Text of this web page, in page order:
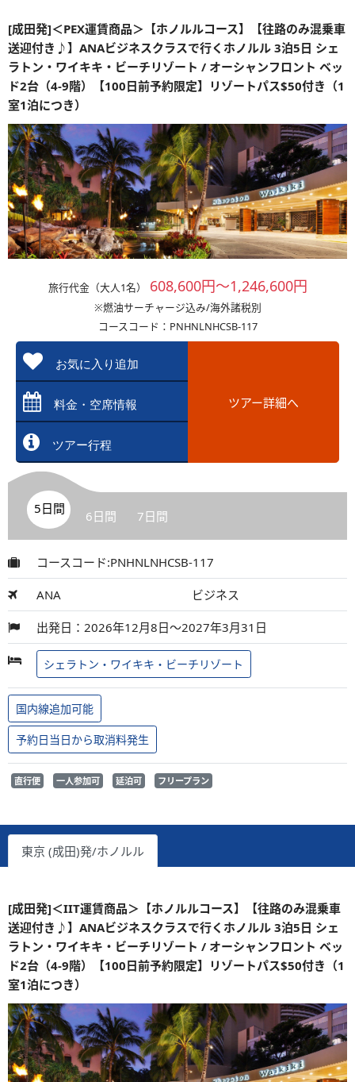
[成田発]＜PEX運賃商品＞【ホノルルコース】【往路のみ混乗車
送迎付き♪】ANAビジネスクラスで行くホノルル 3泊5日 シェ
ラトン・ワイキキ・ビーチリゾート / オーシャンフロント ベッ
ド2台（4-9階）【100日前予約限定】リゾートパス$50付き（1
室1泊につき）
旅行代金（大人1名） 608,600円～1,246,600円
※燃油サーチャージ込み/海外諸税別
コースコード：PNHNLNHCSB-117
お気に入り追加
料金・空席情報
ツアー行程
ツアー詳細へ
5日間 6日間 7日間
コースコード:PNHNLNHCSB-117
ANA ビジネス
出発日：2026年12月8日～2027年3月31日
シェラトン・ワイキキ・ビーチリゾート
国内線追加可能
予約日当日から取消料発生
直行便 一人参加可 延泊可 フリープラン
東京 (成田)発/ホノルル
[成田発]＜IIT運賃商品＞【ホノルルコース】【往路のみ混乗車
送迎付き♪】ANAビジネスクラスで行くホノルル 3泊5日 シェ
ラトン・ワイキキ・ビーチリゾート / オーシャンフロント ベッ
ド2台（4-9階）【100日前予約限定】リゾートパス$50付き（1
室1泊につき）